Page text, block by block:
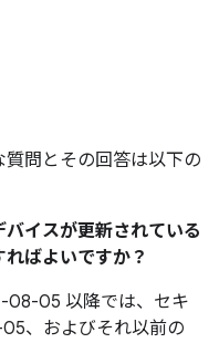
問とその回答は以下の
イスが更新されている
ばよいですか？
08-05 以降では、セキ
、およびそれ以前の